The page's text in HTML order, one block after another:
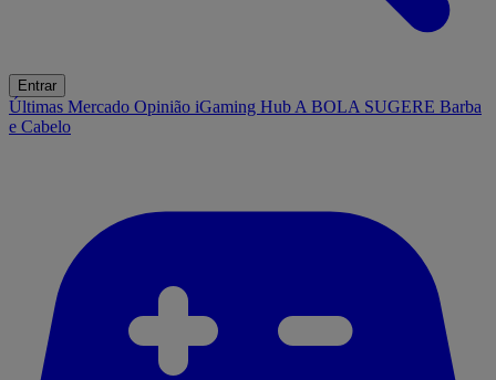
Entrar
Últimas Mercado Opinião iGaming Hub A BOLA SUGERE Barba
e Cabelo